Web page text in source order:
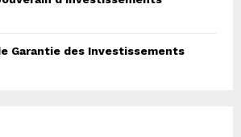
Garantie des Investissements